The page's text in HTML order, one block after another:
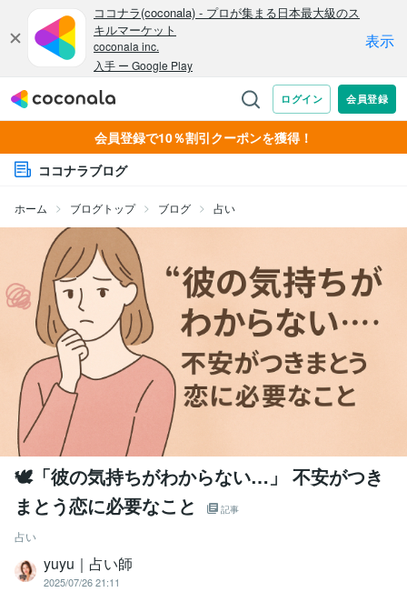
会員登録で10％割引クーポンを獲得！
ココナラブログ
ホーム ブログトップ ブログ 占い
🕊️「彼の気持ちがわからない…」 不安がつき
まとう恋に必要なこと
記事
占い
yuyu｜占い師
2025/07/26 21:11